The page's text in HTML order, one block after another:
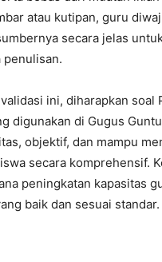
atau kutipan, guru
secara jelas
penulisan.
ini, diharapkan soal
digunakan di Gugus
objektif, dan mampu
secara komprehensif.
peningkatan kapasitas
baik dan sesuai standar.